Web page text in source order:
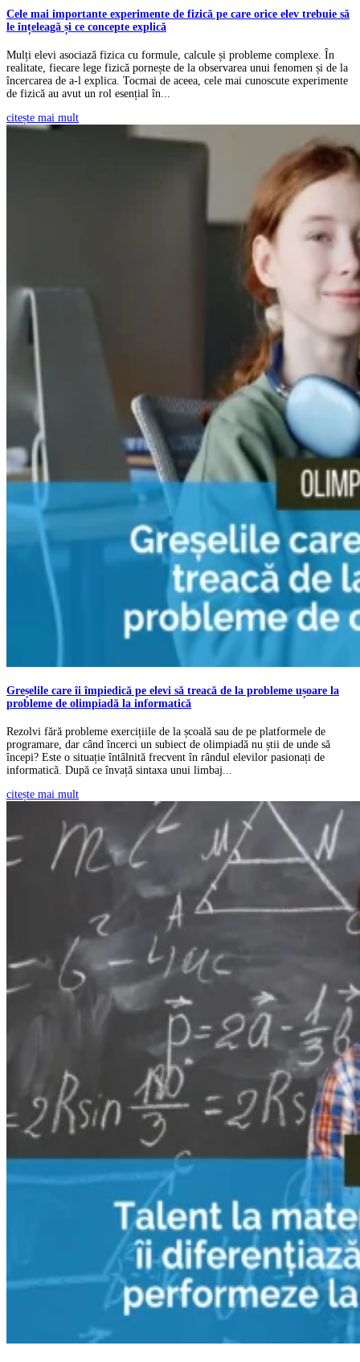
Cele mai importante experimente de fizică pe care orice elev trebuie să
le înțeleagă și ce concepte explică
Mulți elevi asociază fizica cu formule, calcule și probleme complexe. În
realitate, fiecare lege fizică pornește de la observarea unui fenomen și de la
încercarea de a-l explica. Tocmai de aceea, cele mai cunoscute experimente
de fizică au avut un rol esențial în...
citește mai mult
Greșelile care îi împiedică pe elevi să treacă de la probleme ușoare la
probleme de olimpiadă la informatică
Rezolvi fără probleme exercițiile de la școală sau de pe platformele de
programare, dar când încerci un subiect de olimpiadă nu știi de unde să
începi? Este o situație întâlnită frecvent în rândul elevilor pasionați de
informatică. După ce învață sintaxa unui limbaj...
citește mai mult